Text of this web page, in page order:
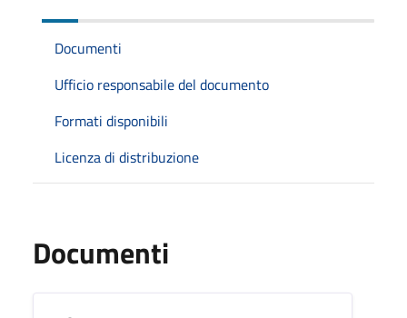
Documenti
Ufficio responsabile del documento
Formati disponibili
Licenza di distribuzione
Documenti